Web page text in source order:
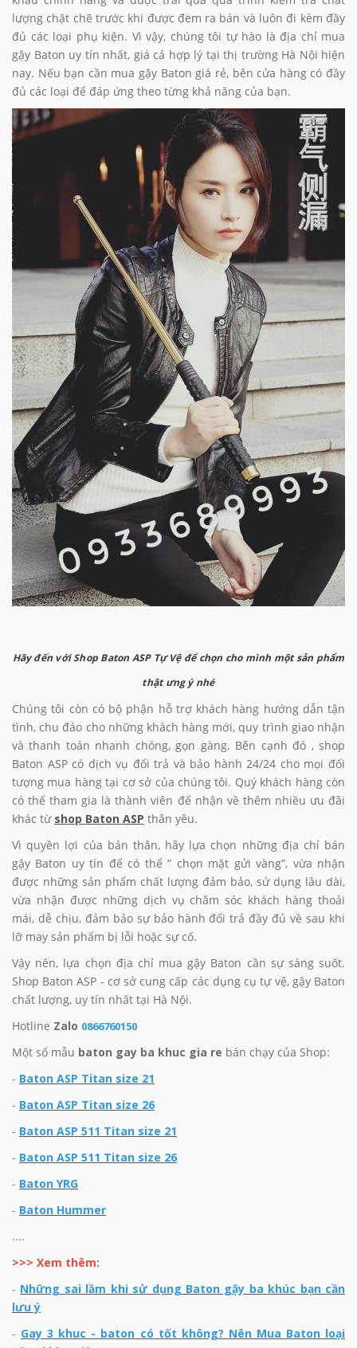
lượng chặt chẽ trước khi được đem ra bán và luôn đi kèm đầy
đủ các loại phụ kiện. Vì vậy, chúng tôi tự hào là địa chỉ mua
gậy Baton uy tín nhất, giá cả hợp lý tại thị trường Hà Nội hiện
nay. Nếu bạn cần mua gậy Baton giá rẻ, bên cửa hàng có đầy
đủ các loại để đáp ứng theo từng khả năng của bạn.
Hãy đến với Shop Baton ASP Tự Vệ để chọn cho mình một sản phẩm
thật ưng ý nhé
Chúng tôi còn có bộ phận hỗ trợ khách hàng hướng dẫn tận
tình, chu đáo cho những khách hàng mới, quy trình giao nhận
và thanh toán nhanh chóng, gọn gàng. Bên cạnh đó , shop
Baton ASP có dịch vụ đổi trả và bảo hành 24/24 cho mọi đối
tượng mua hàng tại cơ sở của chúng tôi. Quý khách hàng còn
có thể tham gia là thành viên để nhận về thêm nhiều ưu đãi
khác từ shop Baton ASP thân yêu.
Vì quyền lợi của bản thân, hãy lựa chọn những địa chỉ bán
gậy Baton uy tín để có thể “ chọn mặt gửi vàng”, vừa nhận
được những sản phẩm chất lượng đảm bảo, sử dụng lâu dài,
vừa nhận được những dịch vụ chăm sóc khách hàng thoải
mái, dễ chịu, đảm bảo sự bảo hành đổi trả đầy đủ về sau khi
lỡ may sản phẩm bị lỗi hoặc sự cố.
Vậy nên, lựa chọn địa chỉ mua gậy Baton cần sự sáng suốt.
Shop Baton ASP - cơ sở cung cấp các dụng cụ tự vệ, gậy Baton
chất lượng, uy tín nhất tại Hà Nội.
Hotline Zalo 0866760150
Một số mẫu baton gay ba khuc gia re bán chạy của Shop:
- Baton ASP Titan size 21
- Baton ASP Titan size 26
- Baton ASP 511 Titan size 21
- Baton ASP 511 Titan size 26
- Baton YRG
- Baton Hummer
....
>>> Xem thêm:
- Những sai lầm khi sử dụng Baton gậy ba khúc bạn cần
lưu ý
- Gay 3 khuc - baton có tốt không? Nên Mua Baton loại